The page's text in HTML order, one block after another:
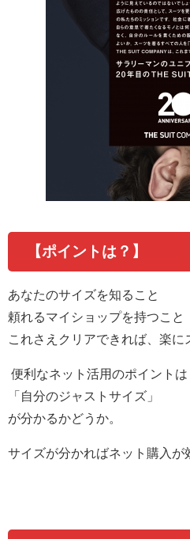
【ポイントは？】
あなたのサイズを知ること
頼れるマイショップを持つこと
これさえクリアできれば、楽に
便利なネット活用のポイントは
「自分のジャストサイズ」
が分かるかどうか。
サイズが分かればネット購入が